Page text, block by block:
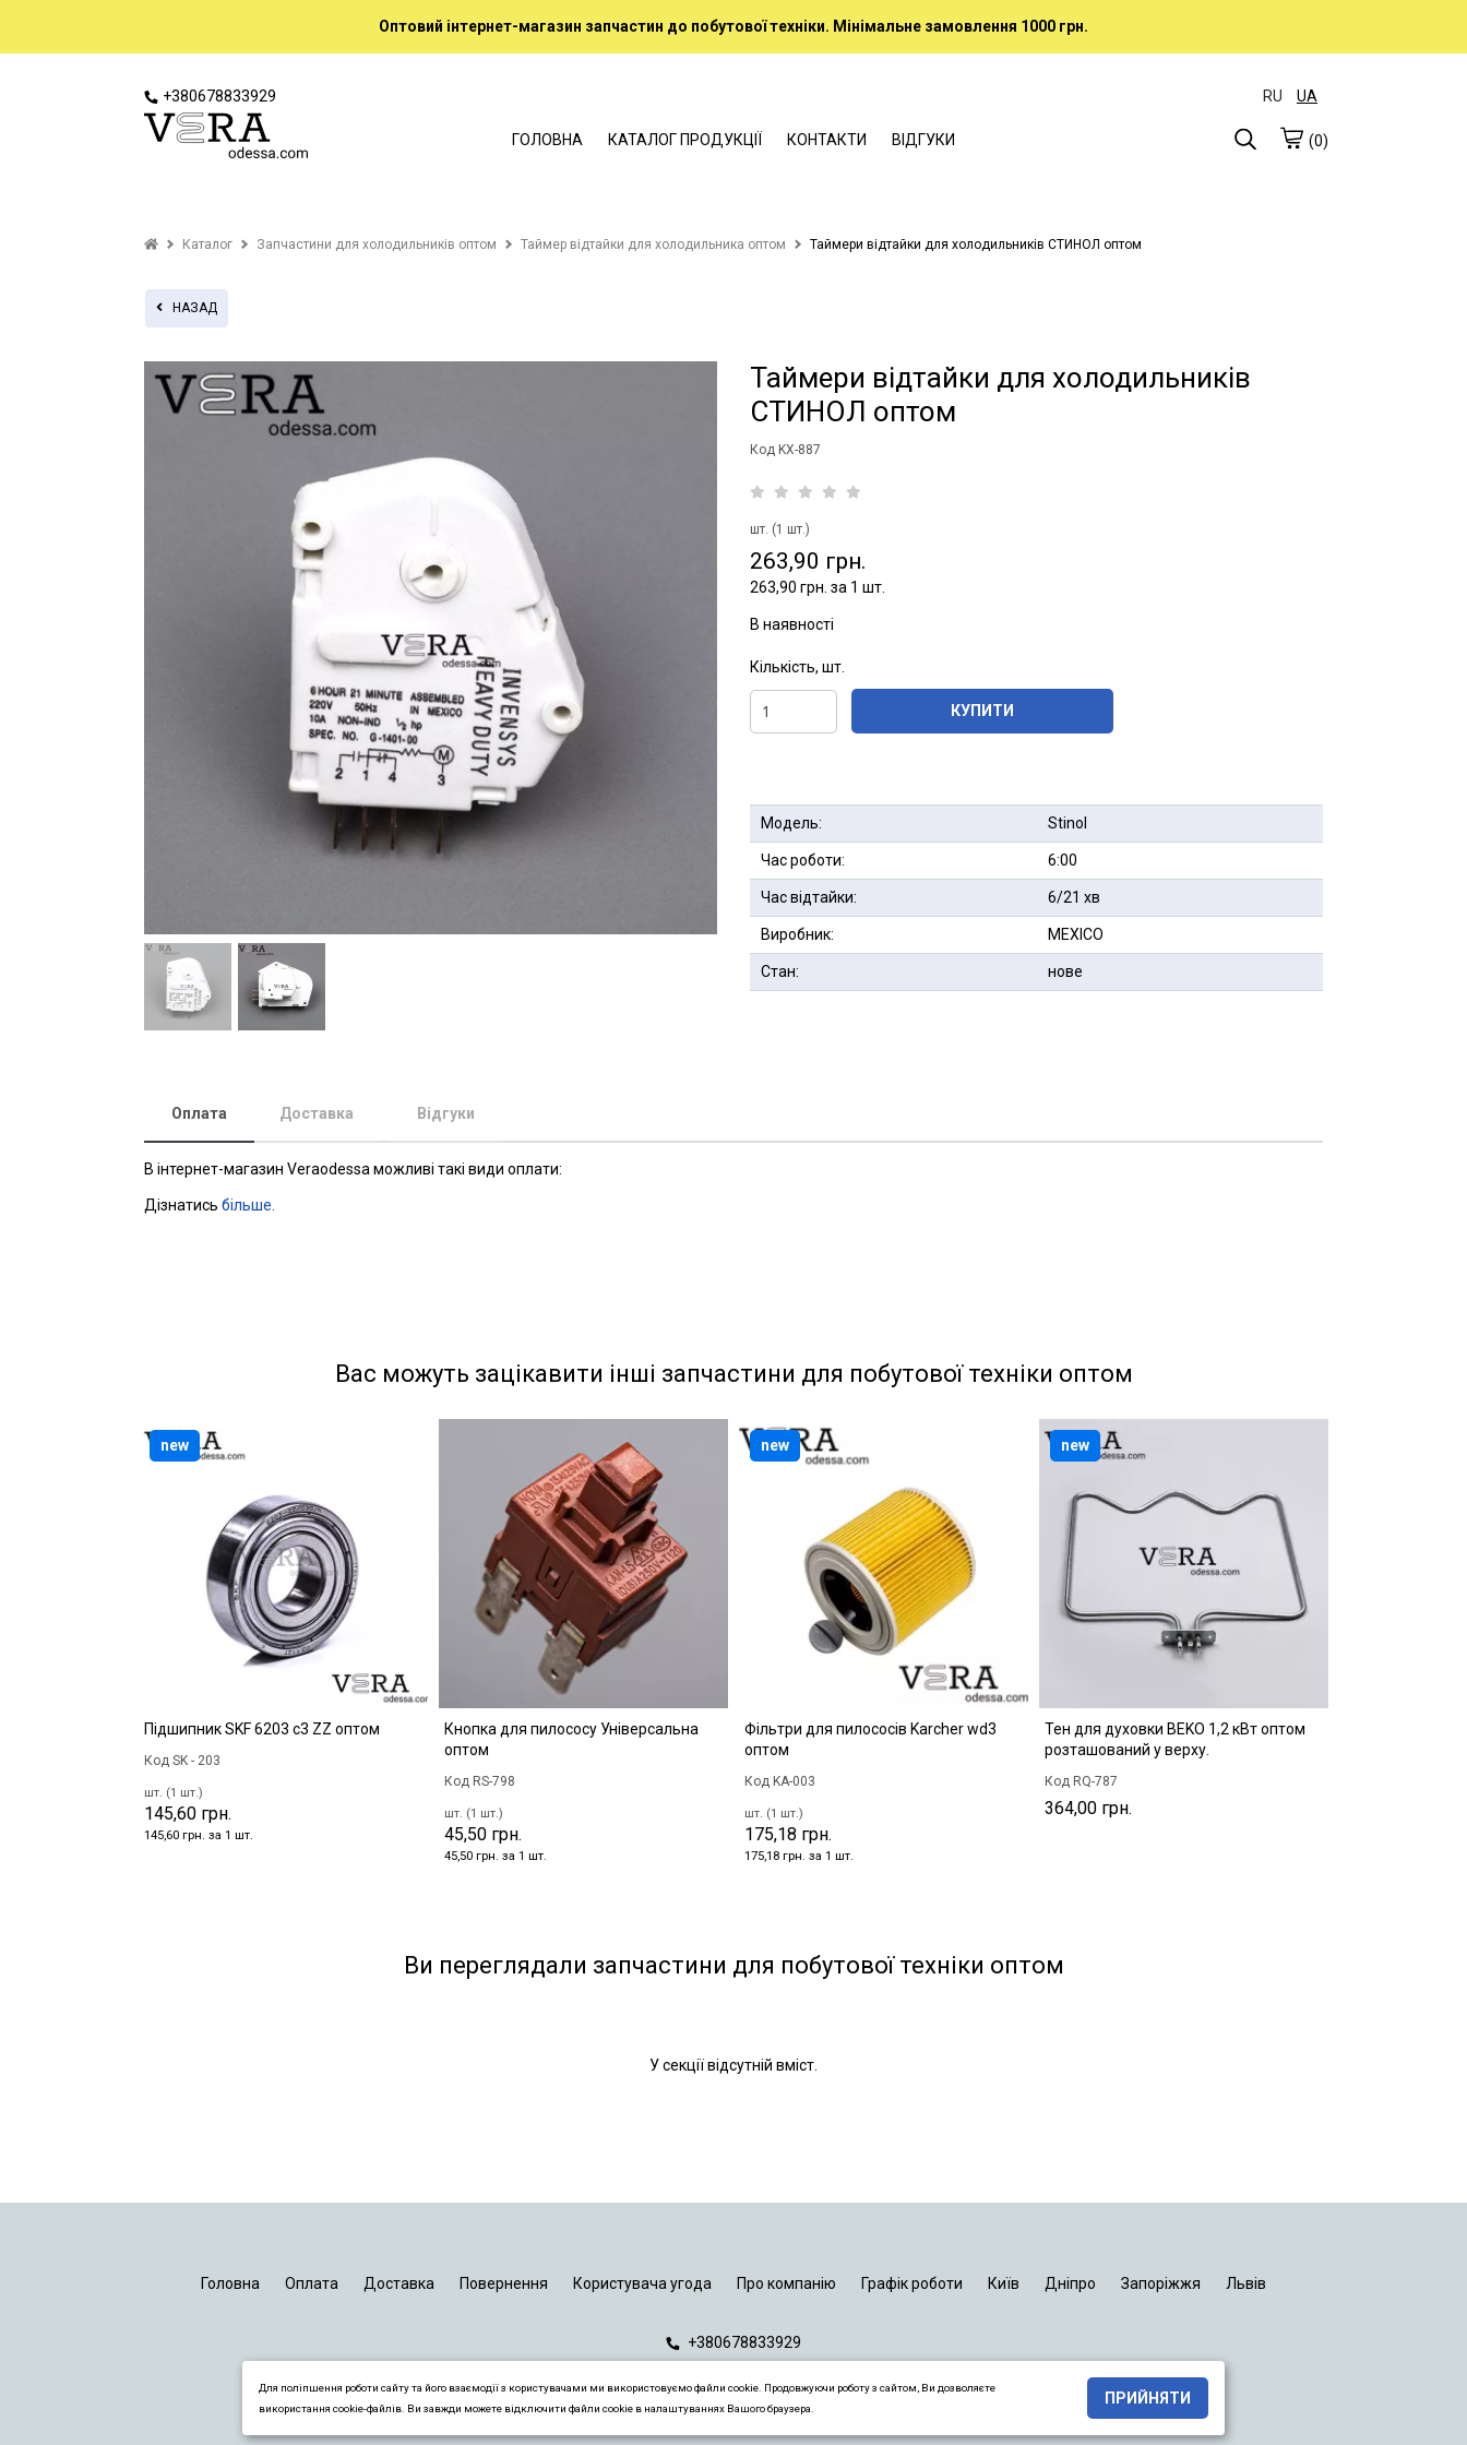
Оптовий інтернет-магазин запчастин до побутової техніки. Мінімальне замовлення 1000 грн.
+380678833929 RU UA
ГОЛОВНА КАТАЛОГ ПРОДУКЦІЇ КОНТАКТИ ВІДГУКИ (0)
Каталог Запчастини для холодильників оптом Таймер відтайки для холодильника оптом Таймери відтайки для холодильників СТИНОЛ оптом
НАЗАД
Таймери відтайки для холодильників
СТИНОЛ оптом
Код KX-887
шт. (1 шт.)
263,90 грн.
263,90 грн. за 1 шт.
В наявності
Кількість, шт.
КУПИТИ
Модель: Stinol
Час роботи: 6:00
Час відтайки: 6/21 хв
Виробник: MEXICO
Стан: нове
Оплата Доставка Відгуки
В інтернет-магазин Veraodessa можливі такі види оплати:
Дізнатись більше.
Вас можуть зацікавити інші запчастини для побутової техніки оптом
Підшипник SKF 6203 c3 ZZ оптом
Код SK - 203
шт. (1 шт.)
145,60 грн.
145,60 грн. за 1 шт.
new
Кнопка для пилососу Універсальна
оптом
Код RS-798
шт. (1 шт.)
45,50 грн.
45,50 грн. за 1 шт.
Фільтри для пилососів Karcher wd3
оптом
Код KA-003
шт. (1 шт.)
175,18 грн.
175,18 грн. за 1 шт.
new
Тен для духовки BEKO 1,2 кВт оптом
розташований у верху.
Код RQ-787
364,00 грн.
new
Ви переглядали запчастини для побутової техніки оптом
У секції відсутній вміст.
Головна Оплата Доставка Повернення Користувача угода Про компанію Графік роботи Київ Дніпро Запоріжжя Львів
+380678833929
Для поліпшення роботи сайту та його взаємодії з користувачами ми використовуємо файли cookie. Продовжуючи роботу з сайтом, Ви дозволяєте
використання cookie-файлів. Ви завжди можете відключити файли cookie в налаштуваннях Вашого браузера.
ПРИЙНЯТИ